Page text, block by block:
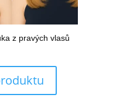
z pravých vlasů